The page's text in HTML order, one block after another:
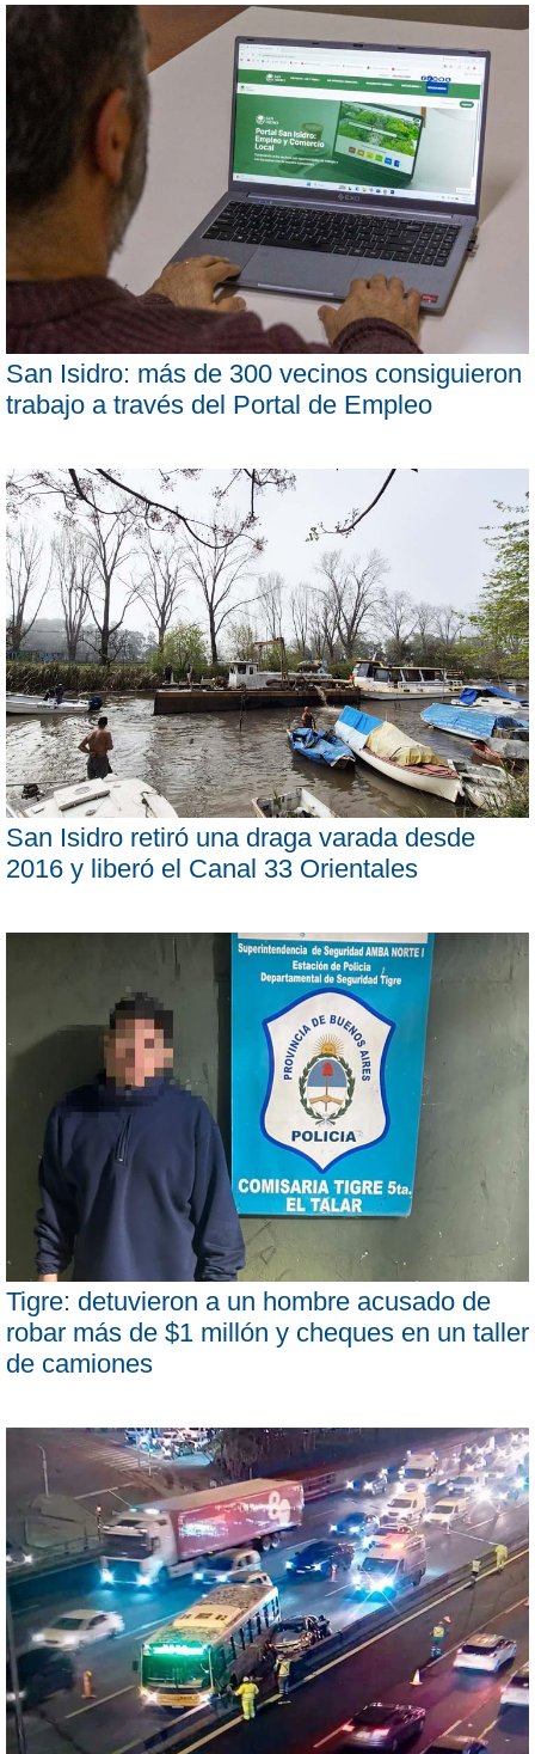
San Isidro: más de 300 vecinos consiguieron
trabajo a través del Portal de Empleo
San Isidro retiró una draga varada desde
2016 y liberó el Canal 33 Orientales
Tigre: detuvieron a un hombre acusado de
robar más de $1 millón y cheques en un taller
de camiones